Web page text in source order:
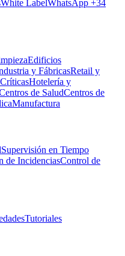
White LabelWhatsApp +34
Edificios
y FábricasRetail y
Hotelería y
de SaludCentros de
Manufactura
Supervisión en Tiempo
de IncidenciasControl de
Tutoriales